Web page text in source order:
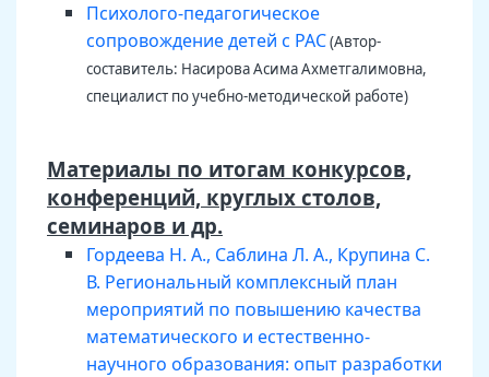
Психолого-педагогическое
сопровождение детей с РАС(Автор-
составитель: Насирова Асима Ахметгалимовна,
специалист по учебно-методической работе)
Материалы по итогам конкурсов,
конференций, круглых столов,
семинаров и др.
Гордеева Н. А., Саблина Л. А., Крупина С.
В. Региональный комплексный план
мероприятий по повышению качества
математического и естественно-
научного образования: опыт разработки